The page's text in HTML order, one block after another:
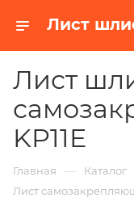
Лист
KP11E
Главная — Каталог
Лист